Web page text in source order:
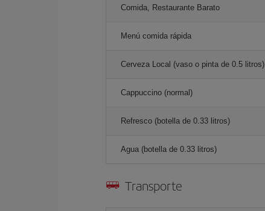
Comida, Restaurante Barato
Menú comida rápida
Cerveza Local (vaso o pinta de 0.5 litros)
Cappuccino (normal)
Refresco (botella de 0.33 litros)
Agua (botella de 0.33 litros)
Transporte